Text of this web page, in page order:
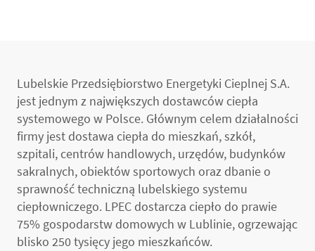
Lubelskie Przedsiębiorstwo Energetyki Cieplnej S.A.
jest jednym z największych dostawców ciepła
systemowego w Polsce. Głównym celem działalności
firmy jest dostawa ciepła do mieszkań, szkół,
szpitali, centrów handlowych, urzędów, budynków
sakralnych, obiektów sportowych oraz dbanie o
sprawność techniczną lubelskiego systemu
ciepłowniczego. LPEC dostarcza ciepło do prawie
75% gospodarstw domowych w Lublinie, ogrzewając
blisko 250 tysięcy jego mieszkańców.